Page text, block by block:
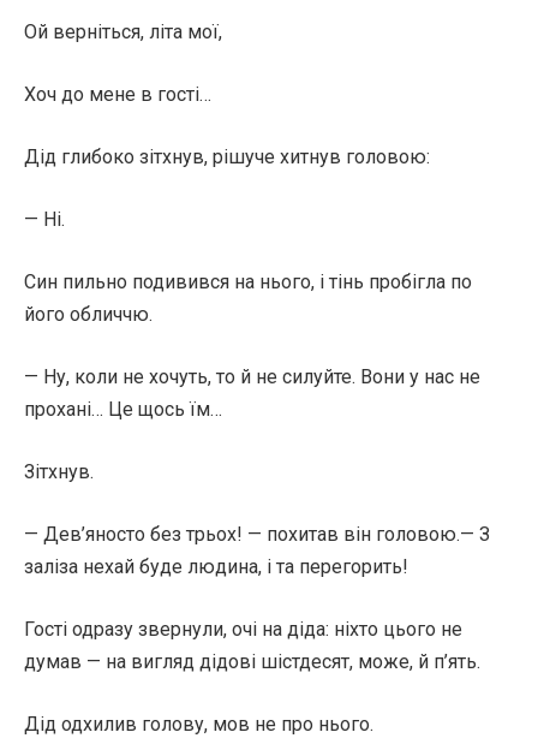
Ой верніться, літа мої,
Хоч до мене в гості…
Дід глибоко зітхнув, рішуче хитнув головою:
— Ні.
Син пильно подивився на нього, і тінь пробігла по
його обличчю.
— Ну, коли не хочуть, то й не силуйте. Вони у нас не
прохані… Це щось їм…
Зітхнув.
— Дев’яносто без трьох! — похитав він головою.— З
заліза нехай буде людина, і та перегорить!
Гості одразу звернули, очі на діда: ніхто цього не
думав — на вигляд дідові шістдесят, може, й п’ять.
Дід одхилив голову, мов не про нього.